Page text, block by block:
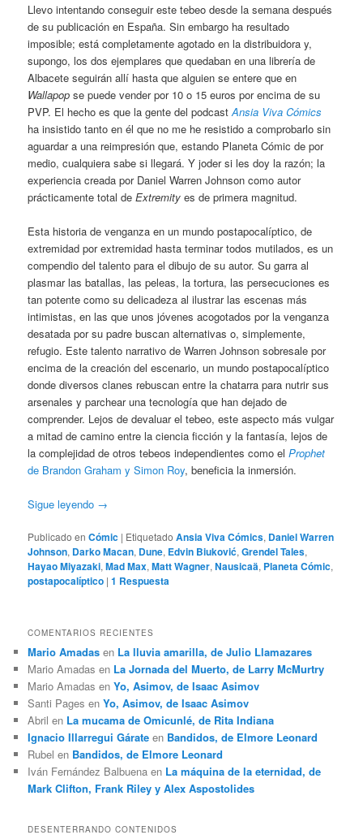
Llevo intentando conseguir este tebeo desde la semana después
de su publicación en España. Sin embargo ha resultado
imposible; está completamente agotado en la distribuidora y,
supongo, los dos ejemplares que quedaban en una librería de
Albacete seguirán allí hasta que alguien se entere que en
Wallapop se puede vender por 10 o 15 euros por encima de su
PVP. El hecho es que la gente del podcastAnsia Viva Cómics
ha insistido tanto en él que no me he resistido a comprobarlo sin
aguardar a una reimpresión que, estando Planeta Cómic de por
medio, cualquiera sabe si llegará. Y joder si les doy la razón; la
experiencia creada por Daniel Warren Johnson como autor
prácticamente total deExtremity es de primera magnitud.
Esta historia de venganza en un mundo postapocalíptico, de
extremidad por extremidad hasta terminar todos mutilados, es un
compendio del talento para el dibujo de su autor. Su garra al
plasmar las batallas, las peleas, la tortura, las persecuciones es
tan potente como su delicadeza al ilustrar las escenas más
intimistas, en las que unos jóvenes acogotados por la venganza
desatada por su padre buscan alternativas o, simplemente,
refugio. Este talento narrativo de Warren Johnson sobresale por
encima de la creación del escenario, un mundo postapocalíptico
donde diversos clanes rebuscan entre la chatarra para nutrir sus
arsenales y parchear una tecnología que han dejado de
comprender. Lejos de devaluar el tebeo, este aspecto más vulgar
a mitad de camino entre la ciencia ficción y la fantasía, lejos de
la complejidad de otros tebeos independientes como elProphet
de Brandon Graham y Simon Roy, beneficia la inmersión.
Sigue leyendo →
Publicado en Cómic | Etiquetado Ansia Viva Cómics, Daniel Warren
Johnson, Darko Macan, Dune, Edvin Biuković,Grendel Tales,
Hayao Miyazaki,Mad Max,Matt Wagner,Nausicaä, Planeta Cómic,
postapocalíptico |1 Respuesta
COMENTARIOS RECIENTES
Mario Amadas en La lluvia amarilla, de Julio Llamazares
Mario Amadas en La Jornada del Muerto, de Larry McMurtry
Mario Amadas enYo, Asimov, de Isaac Asimov
Santi Pages enYo, Asimov, de Isaac Asimov
Abril en La mucama de Omicunlé, de Rita Indiana
Ignacio Illarregui Gárate en Bandidos, de Elmore Leonard
Rubel en Bandidos, de Elmore Leonard
Iván Fernández Balbuena en La máquina de la eternidad, de
Mark Clifton, Frank Riley y Alex Aspostolides
DESENTERRANDO CONTENIDOS